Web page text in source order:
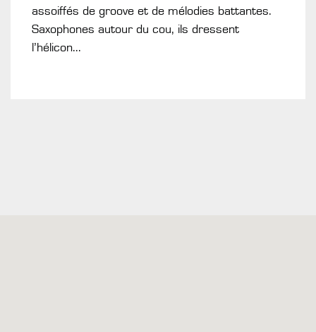
assoiffés de groove et de mélodies battantes.
Saxophones autour du cou, ils dressent
l’hélicon...